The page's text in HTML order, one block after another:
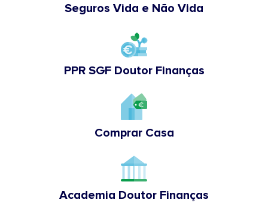
Seguros Vida e Não Vida
PPR SGF Doutor Finanças
Comprar Casa
Academia Doutor Finanças